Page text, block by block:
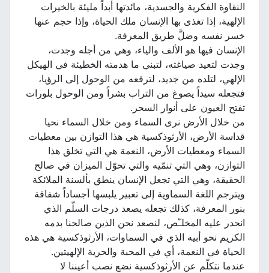
النقاوة الفكرية والجسدية، مائدتها أبداً مليئة بالخيرات
الإلهية، إذا تغذى بها الإنسان ملك الحياة، وإذا حجم عنها
خسر نفسه وضلَّ طريق المعرفة.
الإنسان فيها هو الألف والياء، وهي من أجله وجدت،
وجدت لتعيد صياغته، لتبني ما هدمته الخطيئة في الهيكل
الإلهي، لتلده من جديد، لترفعه من الوحول إلى الرؤيا،
فتجعله سيداً يصوغ من التراب بشراً ومن الوحول بلورات
تفتح العيون على أنوار السحر.
من خلال الأرض نرى السماء ومن خلال السماء نحيا
قداسة الأرض، الأرثوذكسية هي هذا التوازن بين معطيات
السماء ومعطيات الأرض، النعمة هي التي تخلق هذا
التوازن، وهي التي تنمّيه والتي تحوّل الميزان في صالح
الحقيقة، وهي التي تجعل الإنسان ينطق بألسنة الملائكة
ويترجم اللغة السماوية إلى تعبير يلبسها أجساداً شفافة
بنور المعرفة، كذلك تجعله يصعد درجات السلّم الذي
انحدر عليه المخلـّص، لنصعد نحن الذين صالحنا بدمه
الكريم نحو أبيه الذي في السماوات، الأرثوذكسية هي هذه
الحياة في النعمة، أي في المحبة والحرية الإلهيتين.
عندما نتكلّم عن الأرثوذكسية نضع نصب أعيننا لا